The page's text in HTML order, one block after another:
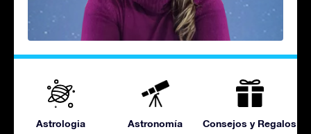
Astrologia Astronomía Consejos y Regalos